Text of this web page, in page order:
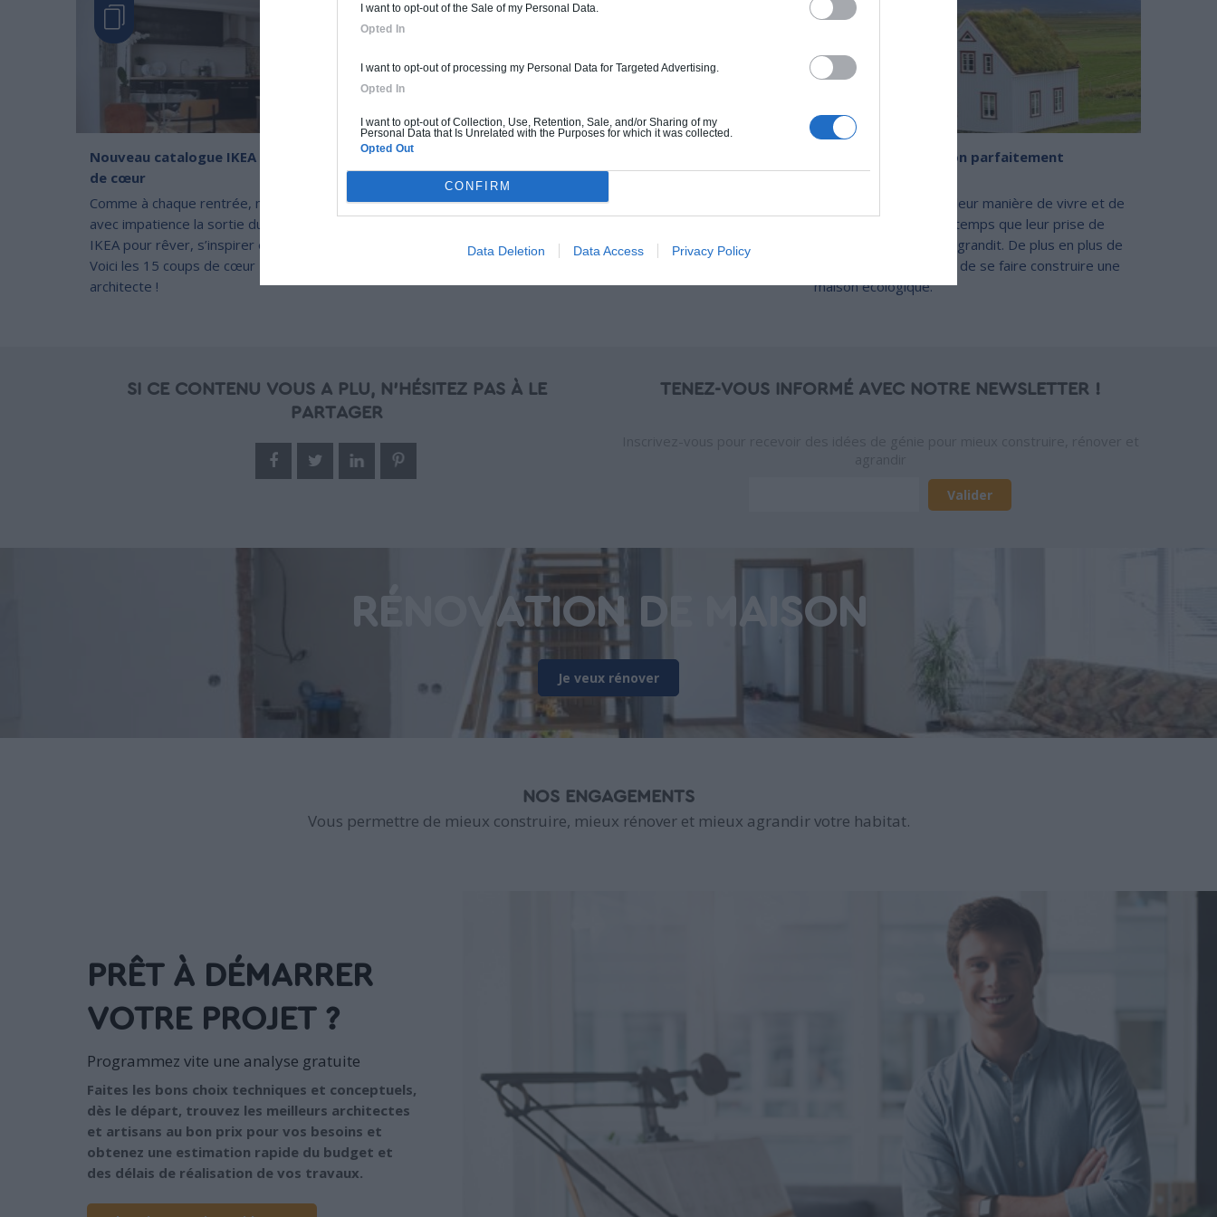
I want to opt-out of the Sale of my Personal Data.
Opted In
I want to opt-out of processing my Personal Data for Targeted Advertising.
Opted In
I want to opt-out of Collection, Use, Retention, Sale, and/or Sharing of my
Personal Data that Is Unrelated with the Purposes for which it was collected.
Opted Out
CONFIRM
Data Deletion Data Access Privacy Policy
Nouveau catalogue IKEA 2018 : Nos 15 coups
de cœur
Comme à chaque rentrée, notre équipe attendait
avec impatience la sortie du nouveau catalogue
IKEA pour rêver, s’inspirer et peaufiner sa déco.
Voici les 15 coups de cœur IKEA de notre
architecte !
Souhaitez-vous apporter un changement dans
votre intérieur? Besoin de délimiter une pièce
plus plébiscitée : la verrière d’intérieur.
Découvrez une maison parfaitement
écologique
Les Français changent leur manière de vivre et de
consommer en même temps que leur prise de
conscience écologique grandit. De plus en plus de
particuliers choisissent de se faire construire une
maison écologique.
SI CE CONTENU VOUS A PLU, N'HÉSITEZ PAS À LE
PARTAGER
TENEZ-VOUS INFORMÉ AVEC NOTRE NEWSLETTER !
RÉNOVATION DE MAISON
Je veux rénover
NOS ENGAGEMENTS
Vous permettre de mieux construire, mieux rénover et mieux agrandir votre habitat.
PRÊT À DÉMARRER
VOTRE PROJET ?
Programmez vite une analyse gratuite
Faites les bons choix techniques et conceptuels,
dès le départ, trouvez les meilleurs architectes
et artisans au bon prix pour vos besoins et
obtenez une estimation rapide du budget et
des délais de réalisation de vos travaux.